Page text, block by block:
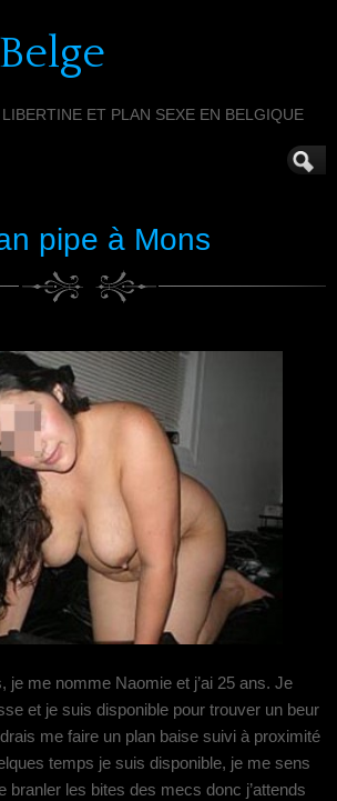
ET PLAN SEXE EN BELGIQUE
pipe à Mons
je me nomme Naomie et j’ai 25 ans. Je
et je suis disponible pour trouver un beur
me faire un plan baise suivi à proximité
temps je suis disponible, je me sens
branler les bites des mecs donc j’attends